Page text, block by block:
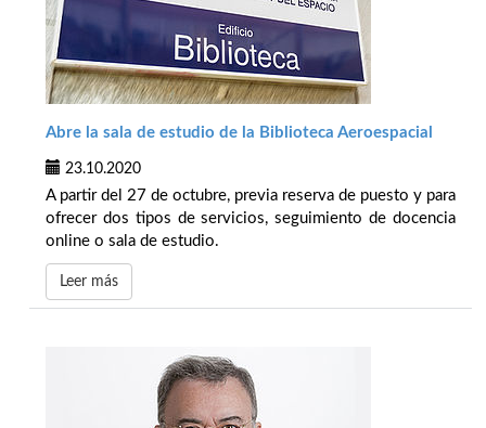
Abre la sala de estudio de la Biblioteca Aeroespacial
23.10.2020
A partir del 27 de octubre, previa reserva de puesto y para
ofrecer dos tipos de servicios, seguimiento de docencia
online o sala de estudio.
Leer más